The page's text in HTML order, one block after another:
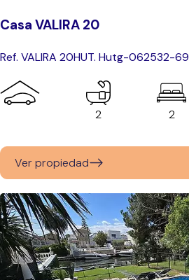
Casa VALIRA 20
Ref. VALIRA 20HUT. Hutg-062532-69
2 2
Ver propiedad